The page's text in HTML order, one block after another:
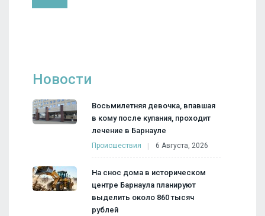
Новости
Восьмилетняя девочка, впавшая
в кому после купания, проходит
лечение в Барнауле
Происшествия 6 Августа, 2026
На снос дома в историческом
центре Барнаула планируют
выделить около 860 тысяч
рублей